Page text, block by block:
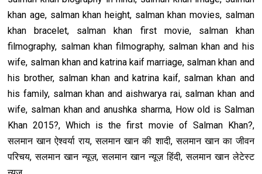
khan age, salman khan height, salman khan movies, salman
khan bracelet, salman khan first movie, salman khan
filmography, salman khan filmography, salman khan and his
wife, salman khan and katrina kaif marriage, salman khan and
his brother, salman khan and katrina kaif, salman khan and
his family, salman khan and aishwarya rai, salman khan and
wife, salman khan and anushka sharma, How old is Salman
Khan 2015?, Which is the first movie of Salman Khan?,
सलमान खान ऐश्वर्या राय, सलमान खान की शादी, सलमान खान का जीवन
परिचय, सलमान खान न्यूज़, सलमान खान न्यूज़ हिंदी, सलमान खान लेटेस्ट